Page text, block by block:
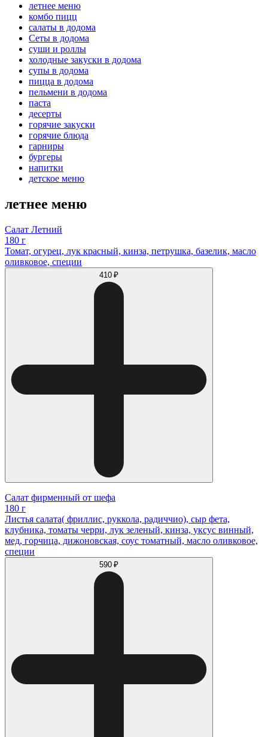
летнее меню
комбо пицц
салаты в додома
Сеты в додома
суши и роллы
холодные закуски в додома
супы в додома
пицца в додома
пельмени в додома
паста
десерты
горячие закуски
горячие блюда
гарниры
бургеры
напитки
детское меню
летнее меню
Салат Летний
180 г
Томат, огурец, лук красный, кинза, петрушка, базелик, масло
оливковое, специи
410 ₽
Салат фирменный от шефа
180 г
Листья салата( фриллис, руккола, радиччио), сыр фета,
клубника, томаты черри, лук зеленый, кинза, уксус винный,
мед, горчица, дижоновская, соус томатный, масло оливковое,
специи
590 ₽